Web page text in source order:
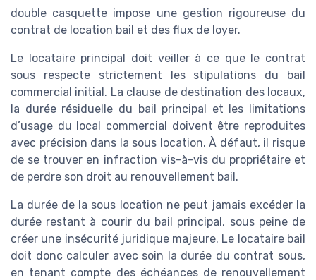
double casquette impose une gestion rigoureuse du
contrat de location bail et des flux de loyer.
Le locataire principal doit veiller à ce que le contrat
sous respecte strictement les stipulations du bail
commercial initial. La clause de destination des locaux,
la durée résiduelle du bail principal et les limitations
d’usage du local commercial doivent être reproduites
avec précision dans la sous location. À défaut, il risque
de se trouver en infraction vis-à-vis du propriétaire et
de perdre son droit au renouvellement bail.
La durée de la sous location ne peut jamais excéder la
durée restant à courir du bail principal, sous peine de
créer une insécurité juridique majeure. Le locataire bail
doit donc calculer avec soin la durée du contrat sous,
en tenant compte des échéances de renouvellement